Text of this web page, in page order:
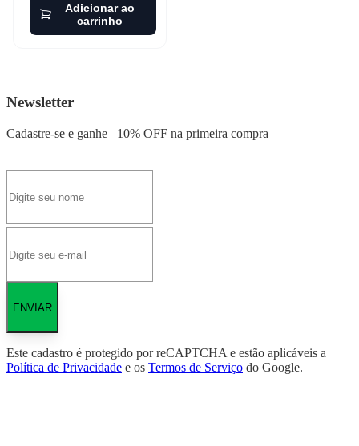
Adicionar ao
carrinho
Newsletter
Cadastre-se e ganhe 10% OFF na primeira compra
ENVIAR
Este cadastro é protegido por reCAPTCHA e estão aplicáveis a
Política de Privacidade e os Termos de Serviço do Google.